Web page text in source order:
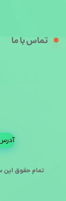
تمام حقوق این
تماس با ما